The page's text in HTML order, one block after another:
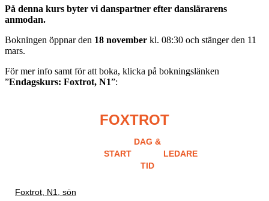
På denna kurs byter vi danspartner efter danslärarens
anmodan.
Bokningen öppnar den 18 november kl. 08:30 och stänger den 11
mars.
För mer info samt för att boka, klicka på bokningslänken
”Endagskurs: Foxtrot, N1”:
FOXTROT
START
DAG &
TID
LEDARE
Foxtrot, N1, sön